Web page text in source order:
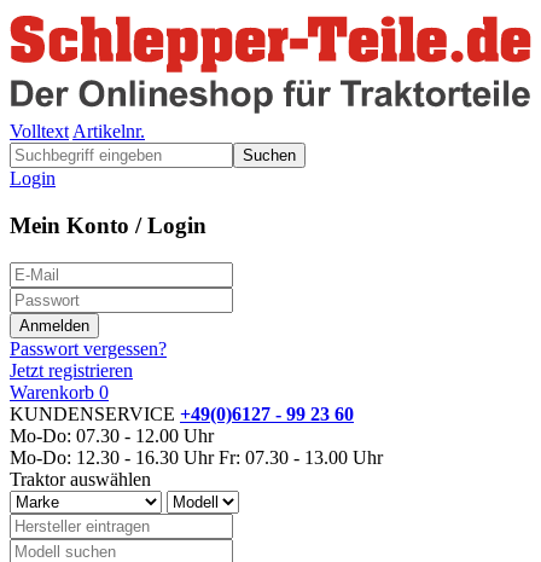
Volltext Artikelnr.
Suchen
Login
Mein Konto / Login
Passwort vergessen?
Jetzt registrieren
Warenkorb 0
KUNDENSERVICE +49(0)6127 - 99 23 60
Mo-Do: 07.30 - 12.00 Uhr
Mo-Do: 12.30 - 16.30 Uhr Fr: 07.30 - 13.00 Uhr
Traktor auswählen